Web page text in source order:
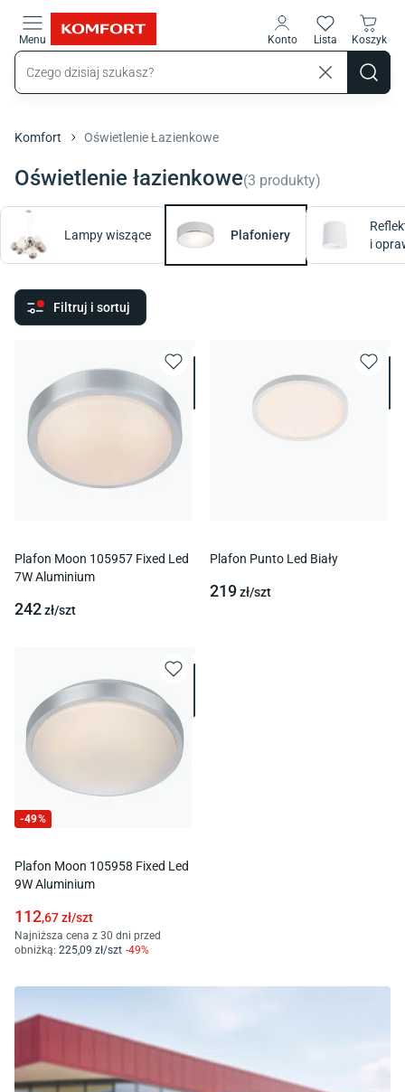
Menu Konto Lista Koszyk
Komfort Oświetlenie Łazienkowe
Oświetlenie łazienkowe(3 produkty)
Lampy wiszące Plafoniery
i
Filtruj i sortuj
Plafon Moon 105957 Fixed Led
7W Aluminium
242zł/szt
Plafon Punto Led Biały
219zł/szt
-49%
Plafon Moon 105958 Fixed Led
9W Aluminium
112,67zł/szt
Najniższa cena z 30 dni przed
obniżką: 225,09 zł/szt -49%